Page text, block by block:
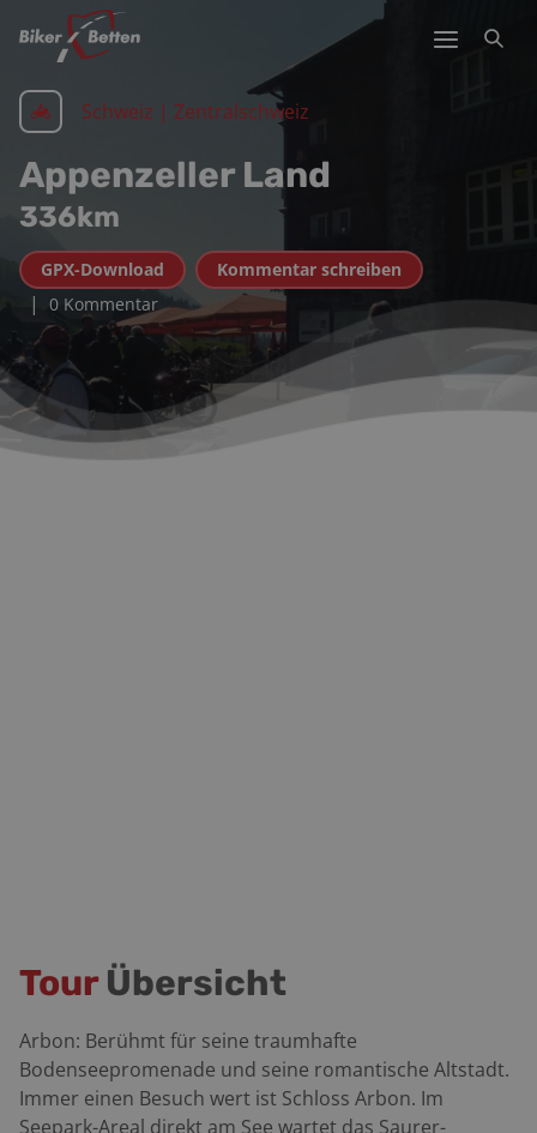
Schweiz | Zentralschweiz
Appenzeller Land
336km
GPX-Download Kommentar schreiben
| 0 Kommentar
Tour Übersicht
Arbon: Berühmt für seine traumhafte
Bodenseepromenade und seine romantische Altstadt.
Immer einen Besuch wert ist Schloss Arbon. Im
Seepark-Areal direkt am See wartet das Saurer-